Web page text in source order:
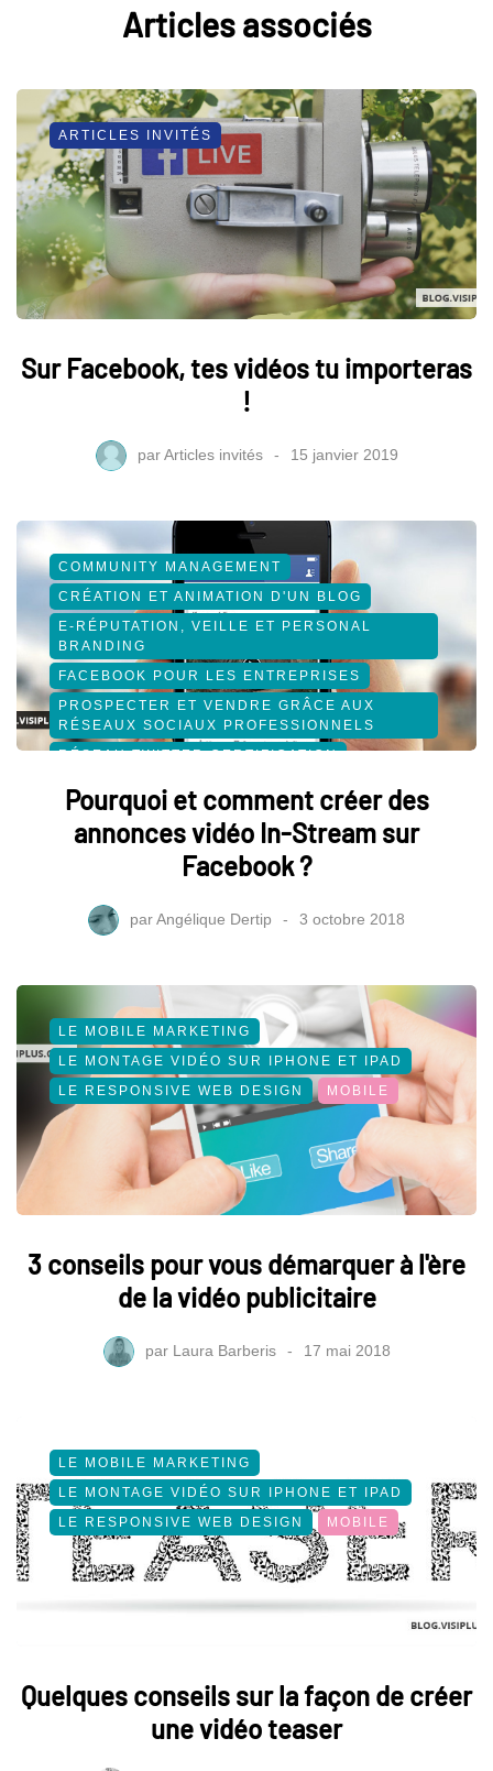
Articles associés
ARTICLES INVITÉS
Sur Facebook, tes vidéos tu importeras
!
parArticles invités 15 janvier 2019
COMMUNITY MANAGEMENT
CRÉATION ET ANIMATION D'UN BLOG
E-RÉPUTATION, VEILLE ET PERSONAL
BRANDING
FACEBOOK POUR LES ENTREPRISES
PROSPECTER ET VENDRE GRÂCE AUX
RÉSEAUX SOCIAUX PROFESSIONNELS
RÉSEAU TWITTER CERTIFICATION
RÉSEAUX SOCIAUX NIVEAU AVANCÉ
SOCIAL MEDIA
Pourquoi et comment créer des
annonces vidéo In-Stream sur
Facebook ?
parAngélique Dertip 3 octobre 2018
LE MOBILE MARKETING
LE MONTAGE VIDÉO SUR IPHONE ET IPAD
LE RESPONSIVE WEB DESIGN
MOBILE
3 conseils pour vous démarquer à l'ère
de la vidéo publicitaire
par Laura Barberis 17 mai 2018
LE MOBILE MARKETING
LE MONTAGE VIDÉO SUR IPHONE ET IPAD
LE RESPONSIVE WEB DESIGN
MOBILE
Quelques conseils sur la façon de créer
une vidéo teaser